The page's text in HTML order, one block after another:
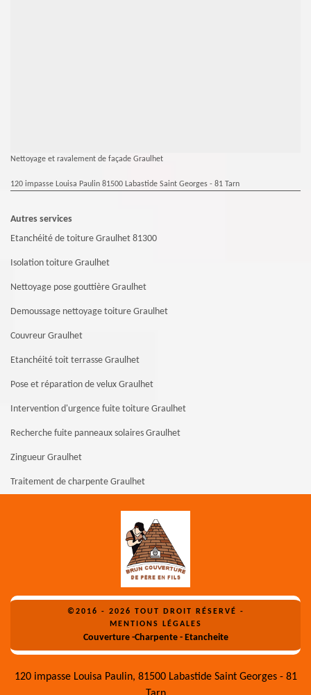
Nettoyage et ravalement de façade Graulhet
120 impasse Louisa Paulin 81500 Labastide Saint Georges - 81 Tarn
Autres services
Etanchéité de toiture Graulhet 81300
Isolation toiture Graulhet
Nettoyage pose gouttière Graulhet
Demoussage nettoyage toiture Graulhet
Couvreur Graulhet
Etanchéité toit terrasse Graulhet
Pose et réparation de velux Graulhet
Intervention d'urgence fuite toiture Graulhet
Recherche fuite panneaux solaires Graulhet
Zingueur Graulhet
Traitement de charpente Graulhet
©2016 - 2026 TOUT DROIT RÉSERVÉ -
MENTIONS LÉGALES
Couverture -Charpente - Etancheite
120 impasse Louisa Paulin, 81500 Labastide Saint Georges - 81